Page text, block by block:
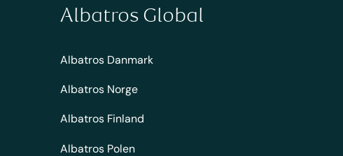
Albatros Global
Albatros Danmark
Albatros Norge
Albatros Finland
Albatros Polen